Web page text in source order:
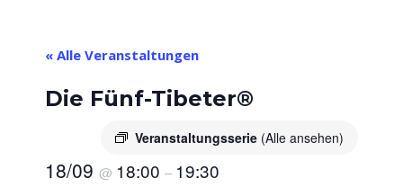
« Alle Veranstaltungen
Die Fünf-Tibeter®
Veranstaltungsserie (Alle ansehen)
18/09 @ 18:00 – 19:30